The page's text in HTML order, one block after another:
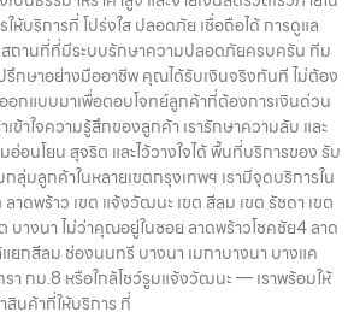
ห้บริการที่ โปร่งใส ปลอดภัย เชื่อถือได้ การดูแล
ถานที่ที่มีระบบรักษาความปลอดภัยครบครัน ทีม
รึกษาอย่างมืออาชีพ คุณได้รับเงินจริงทันที ไม่ต้อง
อกแบบมาเพื่อตอบโจทย์ลูกค้าที่ต้องการเงินด่วน
ข้าใจความรู้สึกของลูกค้า เรารักษาความลับ และ
อนโยน สุจริต และไว้วางใจได้ พื้นที่บริการของ รับ
ลุ่มลูกค้าในหลายเขตกรุงเทพฯ เรามีจุดบริการใน
ดพร้าว เขต แจ้งวัฒนะ เขต สีลม เขต รัชดา เขต
บางนา ไม่ว่าคุณอยู่ในซอย ลาดพร้าวโชคชัย4 ลาด
แยกสีลม ช่องนนทรี บางนา เมกาบางนา บางแค
า กม.8 หรือใกล้โชว์รูมแจ้งวัฒนะ — เราพร้อมให้
นค้าที่ให้บริการ ที่